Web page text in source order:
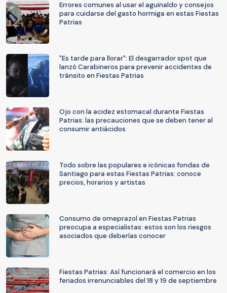
Errores comunes al usar el aguinaldo y consejos
para cuidarse del gasto hormiga en estas Fiestas
Patrias
"Es tarde para llorar": El desgarrador spot que
lanzó Carabineros para prevenir accidentes de
tránsito en Fiestas Patrias
Ojo con la acidez estomacal durante Fiestas
Patrias: las precauciones que se deben tener al
consumir antiácidos
Todo sobre las populares e icónicas fondas de
Santiago para estas Fiestas Patrias: conoce
precios, horarios y artistas
Consumo de omeprazol en Fiestas Patrias
preocupa a especialistas: estos son los riesgos
asociados que deberías conocer
Fiestas Patrias: Así funcionará el comercio en los
feriados irrenunciables del 18 y 19 de septiembre